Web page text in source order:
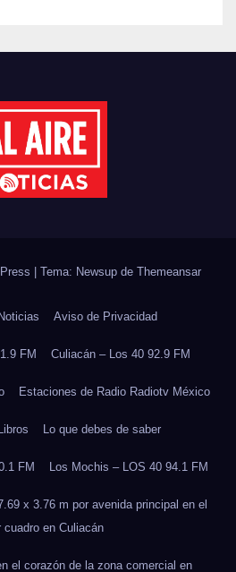
Tema: Newsup de Themeansar
Aviso de Privacidad
FM Culiacán – Los 40 92.9 FM
Estaciones de Radio Radiotv México
Libros Lo que debes de saber
FM Los Mochis – LOS 40 94.1 FM
x 3.76 m por avenida principal en el
cuadro en Culiacán
el corazón de la zona comercial en